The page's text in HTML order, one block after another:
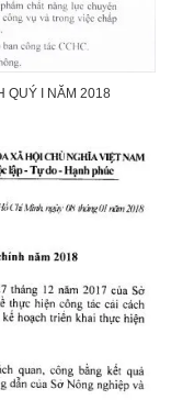
QUÝ I NĂM 2018